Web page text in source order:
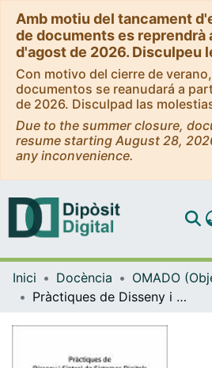
Amb motiu del tancament
de documents es reprendrà
d'agost de 2026. Disculpeu
Con motivo del cierre de
documentos se reanudará a
de 2026. Disculpad las
Due to the summer closure,
resume starting August 28,
any inconvenience.
Inici Docència
Pràctiques de Disseny i Síntesi de Sistemes Digitals - Bus I2C